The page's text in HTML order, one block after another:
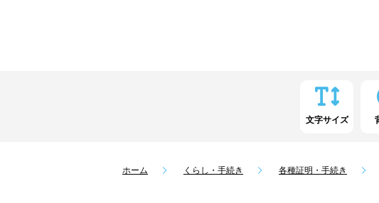
文字サイズ
ホーム くらし・手続き 各種証明・手続き